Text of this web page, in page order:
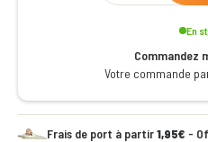
En
Commandez
Votre commande
Frais de port à partir1,95€ -